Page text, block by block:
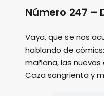
Número 247 –
Vaya, que se nos
hablando de
mañana, las
Caza sangrienta y